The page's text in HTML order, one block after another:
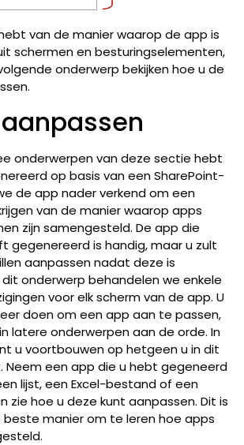
van de manier waarop de app is
schermen en besturingselementen,
onderwerp bekijken hoe u de
onderwerpen van deze sectie hebt
op basis van een SharePoint-
de app nader verkend om een
van de manier waarop apps
zijn samengesteld. De app die
gegenereerd is handig, maar u zult
aanpassen nadat deze is
onderwerp behandelen we enkele
voor elk scherm van de app. U
doen om een app aan te passen,
latere onderwerpen aan de orde. In
u voortbouwen op hetgeen u in dit
Neem een app die u hebt gegeneerd
lijst, een Excel-bestand of een
zie hoe u deze kunt aanpassen. Dit is
beste manier om te leren hoe apps